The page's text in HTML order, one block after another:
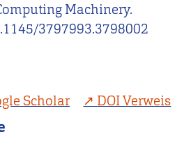
Machinery.
3797993.3798002
Scholar
DOI Verweis